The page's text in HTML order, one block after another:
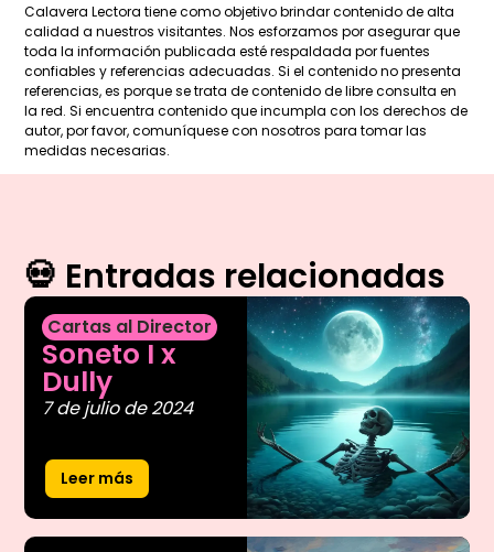
Calavera Lectora tiene como objetivo brindar contenido de alta
calidad a nuestros visitantes. Nos esforzamos por asegurar que
toda la información publicada esté respaldada por fuentes
confiables y referencias adecuadas. Si el contenido no presenta
referencias, es porque se trata de contenido de libre consulta en
la red. Si encuentra contenido que incumpla con los derechos de
autor, por favor, comuníquese con nosotros para tomar las
medidas necesarias.
💀 Entradas relacionadas
Cartas al Director
Soneto I x
Dully
7 de julio de 2024
Leer más